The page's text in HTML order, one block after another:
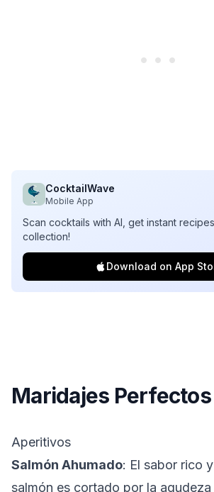
CocktailWave
Mobile App
Scan cocktails with AI, get instant
collection!
Download on App
Maridajes Perfectos
Aperitivos
Salmón Ahumado: El sabor rico
salmón es cortado por la agudeza